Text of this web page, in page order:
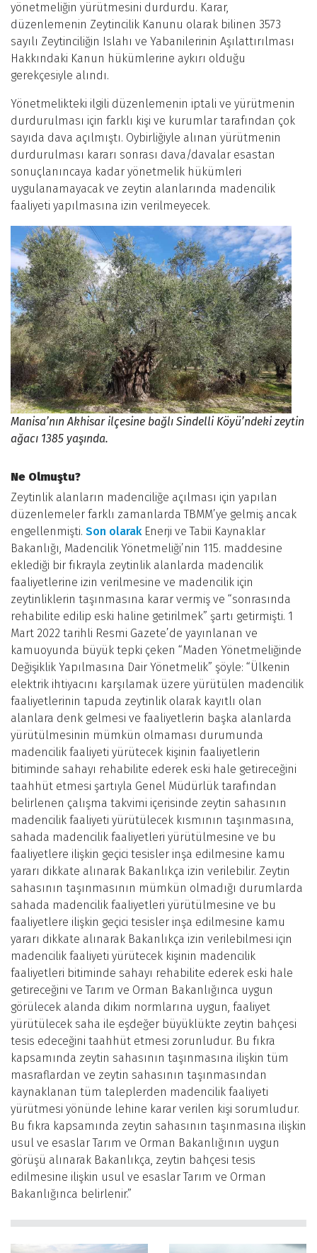
yönetmeliğin yürütmesini durdurdu. Karar,
düzenlemenin Zeytincilik Kanunu olarak bilinen 3573
sayılı Zeytinciliğin Islahı ve Yabanilerinin Aşılattırılması
Hakkındaki Kanun hükümlerine aykırı olduğu
gerekçesiyle alındı.
Yönetmelikteki ilgili düzenlemenin iptali ve yürütmenin
durdurulması için farklı kişi ve kurumlar tarafından çok
sayıda dava açılmıştı. Oybirliğiyle alınan yürütmenin
durdurulması kararı sonrası dava/davalar esastan
sonuçlanıncaya kadar yönetmelik hükümleri
uygulanamayacak ve zeytin alanlarında madencilik
faaliyeti yapılmasına izin verilmeyecek.
Manisa’nın Akhisar ilçesine bağlı Sindelli Köyü’ndeki zeytin
ağacı 1385 yaşında.
Ne Olmuştu?
Zeytinlik alanların madenciliğe açılması için yapılan
düzenlemeler farklı zamanlarda TBMM’ye gelmiş ancak
engellenmişti. Son olarakEnerji ve Tabii Kaynaklar
Bakanlığı, Madencilik Yönetmeliği’nin 115. maddesine
eklediği bir fıkrayla zeytinlik alanlarda madencilik
faaliyetlerine izin verilmesine ve madencilik için
zeytinliklerin taşınmasına karar vermiş ve “sonrasında
rehabilite edilip eski haline getirilmek” şartı getirmişti. 1
Mart 2022 tarihli Resmi Gazete’de yayınlanan ve
kamuoyunda büyük tepki çeken “Maden Yönetmeliğinde
Değişiklik Yapılmasına Dair Yönetmelik” şöyle: “Ülkenin
elektrik ihtiyacını karşılamak üzere yürütülen madencilik
faaliyetlerinin tapuda zeytinlik olarak kayıtlı olan
alanlara denk gelmesi ve faaliyetlerin başka alanlarda
yürütülmesinin mümkün olmaması durumunda
madencilik faaliyeti yürütecek kişinin faaliyetlerin
bitiminde sahayı rehabilite ederek eski hale getireceğini
taahhüt etmesi şartıyla Genel Müdürlük tarafından
belirlenen çalışma takvimi içerisinde zeytin sahasının
madencilik faaliyeti yürütülecek kısmının taşınmasına,
sahada madencilik faaliyetleri yürütülmesine ve bu
faaliyetlere ilişkin geçici tesisler inşa edilmesine kamu
yararı dikkate alınarak Bakanlıkça izin verilebilir. Zeytin
sahasının taşınmasının mümkün olmadığı durumlarda
sahada madencilik faaliyetleri yürütülmesine ve bu
faaliyetlere ilişkin geçici tesisler inşa edilmesine kamu
yararı dikkate alınarak Bakanlıkça izin verilebilmesi için
madencilik faaliyeti yürütecek kişinin madencilik
faaliyetleri bitiminde sahayı rehabilite ederek eski hale
getireceğini ve Tarım ve Orman Bakanlığınca uygun
görülecek alanda dikim normlarına uygun, faaliyet
yürütülecek saha ile eşdeğer büyüklükte zeytin bahçesi
tesis edeceğini taahhüt etmesi zorunludur. Bu fıkra
kapsamında zeytin sahasının taşınmasına ilişkin tüm
masraflardan ve zeytin sahasının taşınmasından
kaynaklanan tüm taleplerden madencilik faaliyeti
yürütmesi yönünde lehine karar verilen kişi sorumludur.
Bu fıkra kapsamında zeytin sahasının taşınmasına ilişkin
usul ve esaslar Tarım ve Orman Bakanlığının uygun
görüşü alınarak Bakanlıkça, zeytin bahçesi tesis
edilmesine ilişkin usul ve esaslar Tarım ve Orman
Bakanlığınca belirlenir.”